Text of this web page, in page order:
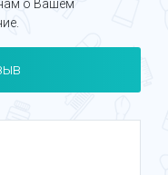
о Вашем